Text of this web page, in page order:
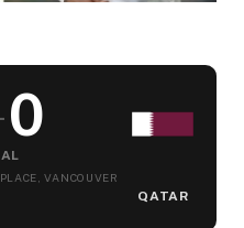
0
VANCOUVER
QATAR